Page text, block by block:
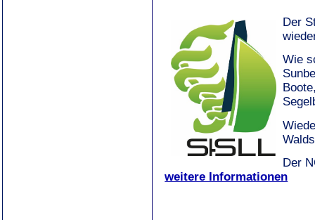
Der
Wie
Der
weitere Informationen